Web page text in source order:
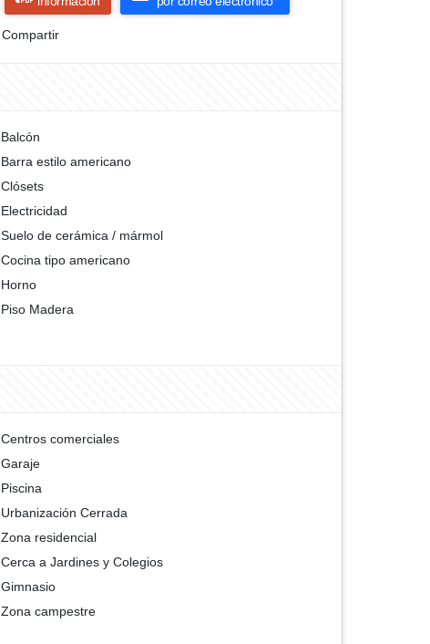
Compartir
Balcón
Barra estilo americano
Clósets
Electricidad
Suelo de cerámica / mármol
Cocina tipo americano
Horno
Piso Madera
Centros comerciales
Garaje
Piscina
Urbanización Cerrada
Zona residencial
Cerca a Jardines y Colegios
Gimnasio
Zona campestre